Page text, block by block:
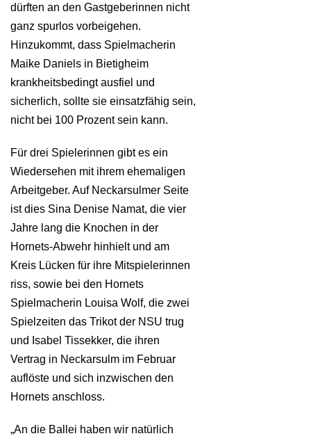
dürften an den Gastgeberinnen nicht
ganz spurlos vorbeigehen.
Hinzukommt, dass Spielmacherin
Maike Daniels in Bietigheim
krankheitsbedingt ausfiel und
sicherlich, sollte sie einsatzfähig sein,
nicht bei 100 Prozent sein kann.
Für drei Spielerinnen gibt es ein
Wiedersehen mit ihrem ehemaligen
Arbeitgeber. Auf Neckarsulmer Seite
ist dies Sina Denise Namat, die vier
Jahre lang die Knochen in der
Hornets-Abwehr hinhielt und am
Kreis Lücken für ihre Mitspielerinnen
riss, sowie bei den Hornets
Spielmacherin Louisa Wolf, die zwei
Spielzeiten das Trikot der NSU trug
und Isabel Tissekker, die ihren
Vertrag in Neckarsulm im Februar
auflöste und sich inzwischen den
Hornets anschloss.
„An die Ballei haben wir natürlich